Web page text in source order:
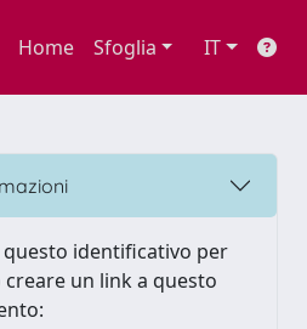
Home Sfoglia IT
questo identificativo per
creare un link a questo